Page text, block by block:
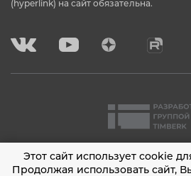
(hyperlink) на сайт обязательна.
2001 - 2026 ©
Этот сайт использует cookie
Продолжая использовать сайт,